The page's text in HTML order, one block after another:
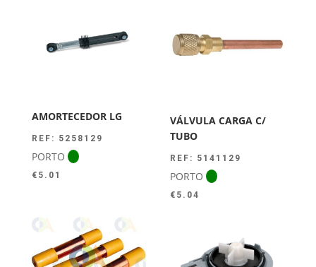
AMORTECEDOR LG
REF: 5258129
PORTO
€ 5.01
VÁLVULA CARGA C/
TUBO
REF: 5141129
PORTO
€ 5.04